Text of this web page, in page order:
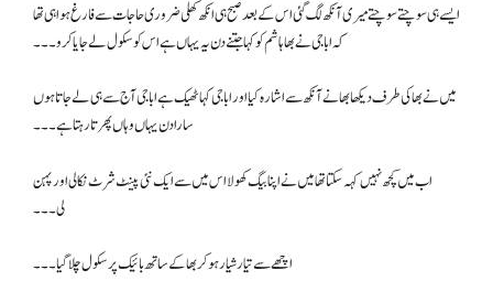
ایسے ہی سوچتےسوچتے میری آنکھ لگ گئی اس کے بعد صبح ہی انکھ کھلی ضروری حاجات سے فارغ ہوا ہی تھا
کہ ابا جی نے بھا ہاشم کو کہا جتنے دن یہ یہاں ہے اس کو سکول لے جایا کرو۔۔۔
میں نے بھا کی طرف دیکھا بھا نے آنکھ سے اشارہ کیا اور ابا جی کہا ٹھیک ہے ابا جی آج سے ہی لے جاتا ہوں
سارا دن یہاں وہاں پھرتا رہتا ہے۔۔۔
اب میں کچھ نہیں کہہ سکتا تھا میں نے اپنا بیگ کھولا اس میں سے ایک نئی پینٹ شرٹ نکالی اور پہن
لی۔۔۔
اچھے سے تیار شیار ہو کر بھا کے ساتھ بائیک پر سکول چلا گیا۔۔۔